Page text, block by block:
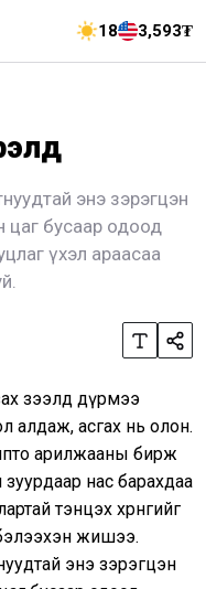
18 3,593₮
энэ зэрэгцэн
цаг бусаар одоод
үхэл араасаа
зээлд дүрмээ
алдаж, асгах нь олон.
арилжааны бирж
зуурдаар нас барахдаа
тэнцэх хөрөнгийг
жишээ.
энэ зэрэгцэн